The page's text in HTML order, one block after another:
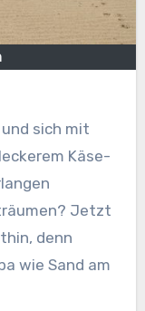
sich mit
Käse-
Jetzt
denn
wie Sand am